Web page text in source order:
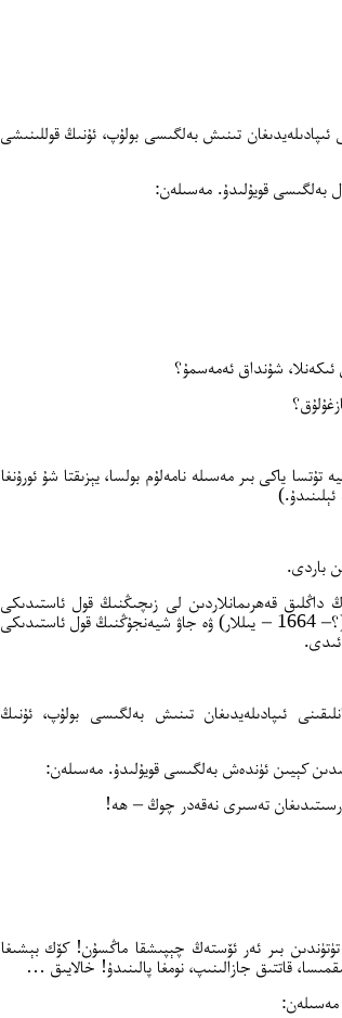
ئىپادىلەيدىغان تىنىش بەلگىسى بولۇپ، ئۇنىڭ قوللىنىشى
شۇنداق ئەمەسمۇ؟
تۇتسا ياكى بىر مەسىلە نامەلۇم بولسا، يېزىقتا شۇ ئورۇنغا
باردى.
قەھرىمانلاردىن لى زىچىڭنىڭ قول ئاستىدىكى
سەركەردە لى چېن (؟– 1649 – يىللار)، لى لەي خېڭ (؟– 1664 – يىللار) ۋە جاۋ شيەنجۇڭنىڭ قول ئاستىدىكى
ئىپادىلەيدىغان تىنىش بەلگىسى بولۇپ، ئۇنىڭ
كۆرسىتىدىغان تەسىرى نەقەدر چوڭ – ھە!
بىر ئەر ئۆستەڭ چېپىشقا ماڭسۇن! كۆك بېشىغا
قاتتىق جازالىنىپ، نومغا پالىنىدۇ! خالايىق …